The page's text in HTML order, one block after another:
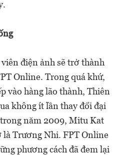
điện ảnh sẽ trở thành
Online. Trong quá khứ,
vào hàng lão thành, Thiên
không ít lần thay đổi đại
năm 2009, Mitu Kat
là Trương Nhi. FPT Online
phương cách đã đem lại